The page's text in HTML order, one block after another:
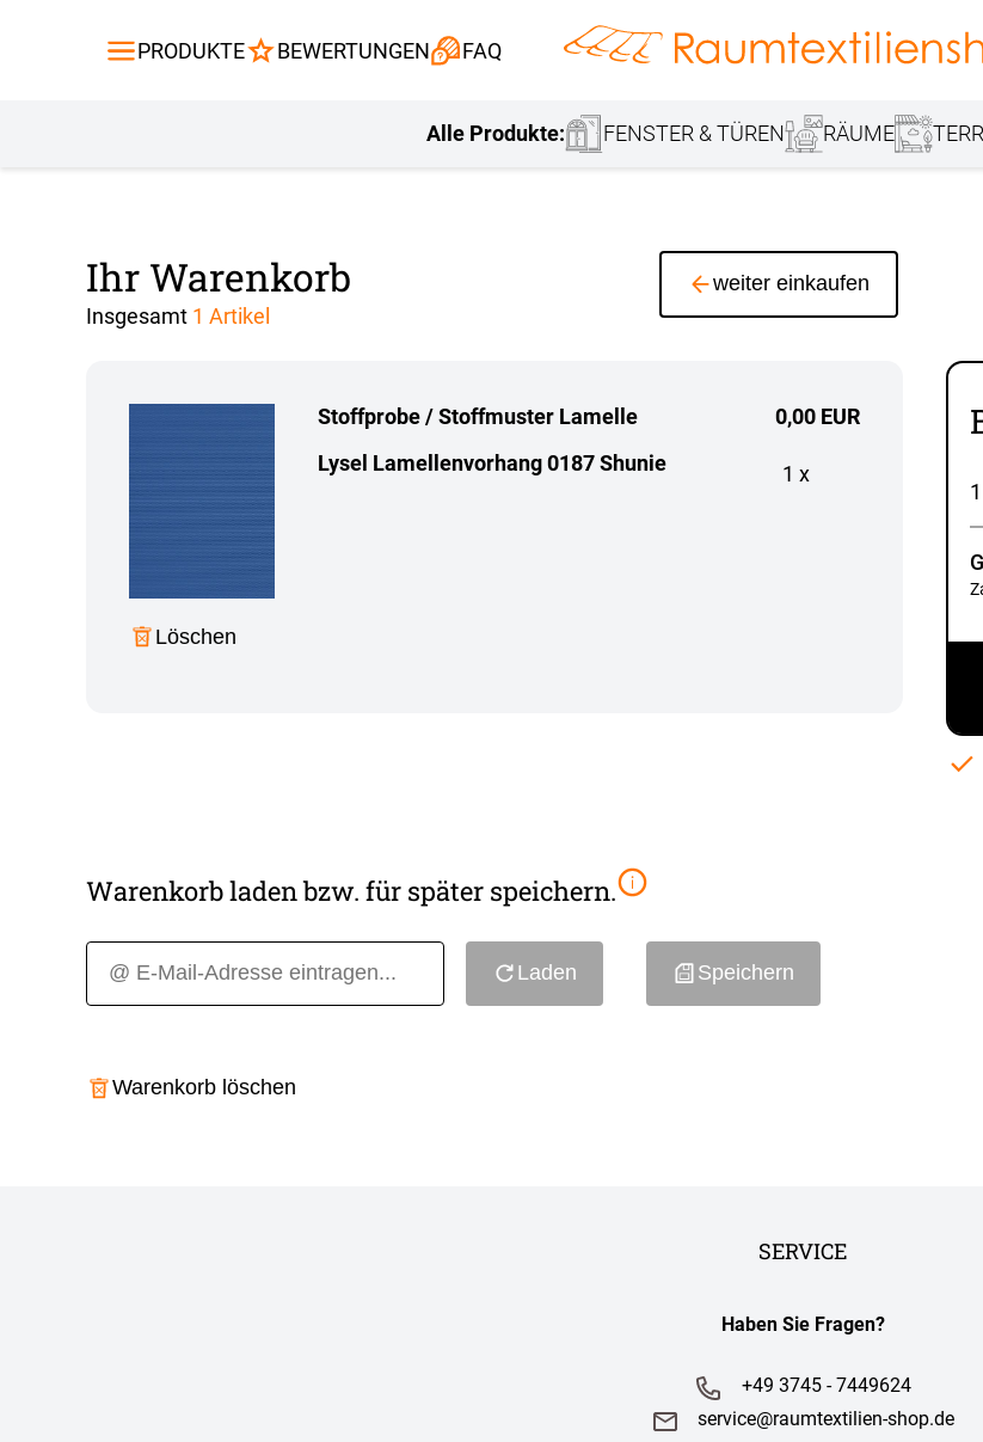
PRODUKTE BEWERTUNGEN FAQ
Alle Produkte: FENSTER & TÜREN
Gardinen Flächenvorhang Lamellenvorhang
RÄUME
Ihr Warenkorb
Insgesamt 1 Artikel
weiter einkaufen
Stoffprobe / Stoffmuster Lamelle
Lysel Lamellenvorhang 0187 Shunie
Löschen
0,00 EUR
1 x
Warenkorb laden bzw. für später speichern.
Laden Speichern
Warenkorb löschen
SERVICE
Haben Sie Fragen?
+49 3745 - 7449624
service@raumtextilien-shop.de